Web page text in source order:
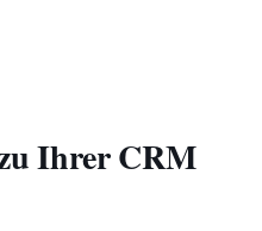
Ihrer CRM